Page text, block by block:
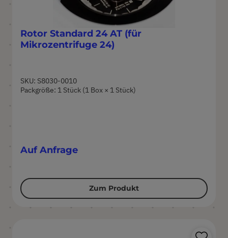
Rotor Standard 24 AT (für
Mikrozentrifuge 24)
SKU: S8030-0010
Packgröße: 1 Stück (1 Box × 1 Stück)
Auf Anfrage
Zum Produkt